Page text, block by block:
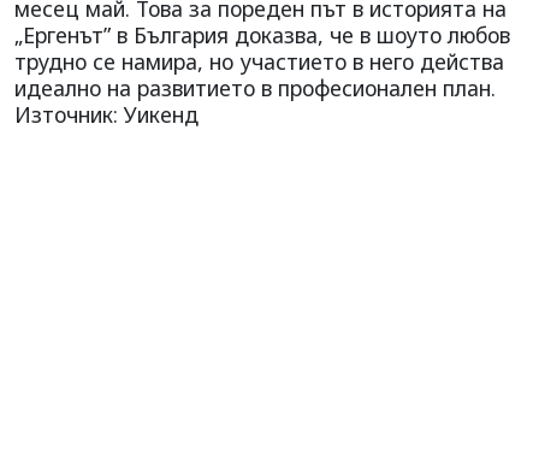
месец май. Това за пореден път в историята на
„Ергенът” в България доказва, че в шоуто любов
трудно се намира, но участието в него действа
идеално на развитието в професионален план.
Източник: Уикенд